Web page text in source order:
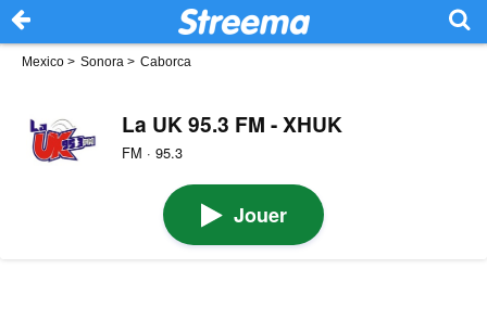
Mexico > Sonora > Caborca
La UK 95.3 FM - XHUK
FM · 95.3
Jouer